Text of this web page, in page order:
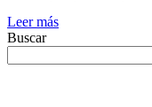
Leer más
Buscar